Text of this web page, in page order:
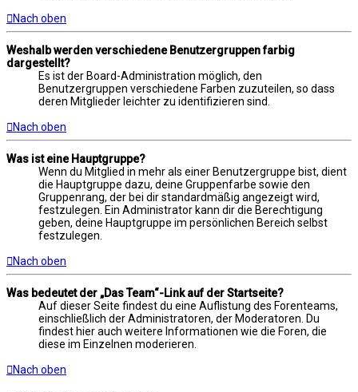
Nach oben
Weshalb werden verschiedene Benutzergruppen farbig
dargestellt?
Es ist der Board-Administration möglich, den
Benutzergruppen verschiedene Farben zuzuteilen, so dass
deren Mitglieder leichter zu identifizieren sind.
Nach oben
Was ist eine Hauptgruppe?
Wenn du Mitglied in mehr als einer Benutzergruppe bist, dient
die Hauptgruppe dazu, deine Gruppenfarbe sowie den
Gruppenrang, der bei dir standardmäßig angezeigt wird,
festzulegen. Ein Administrator kann dir die Berechtigung
geben, deine Hauptgruppe im persönlichen Bereich selbst
festzulegen.
Nach oben
Was bedeutet der „Das Team“-Link auf der Startseite?
Auf dieser Seite findest du eine Auflistung des Forenteams,
einschließlich der Administratoren, der Moderatoren. Du
findest hier auch weitere Informationen wie die Foren, die
diese im Einzelnen moderieren.
Nach oben